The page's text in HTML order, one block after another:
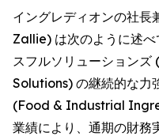
イングレディオンの社
Zallie) は次のように述
スフルソリューション
Solutions) の継続的な力
(Food & Industrial
業績により、通期の財務